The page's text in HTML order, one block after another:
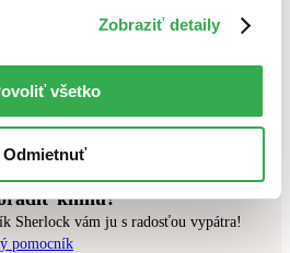
Zobraziť detaily
všetko
Odmietnuť
výraz.
knihu?
Sherlock vám ju s radosťou vypátra!
pomocník